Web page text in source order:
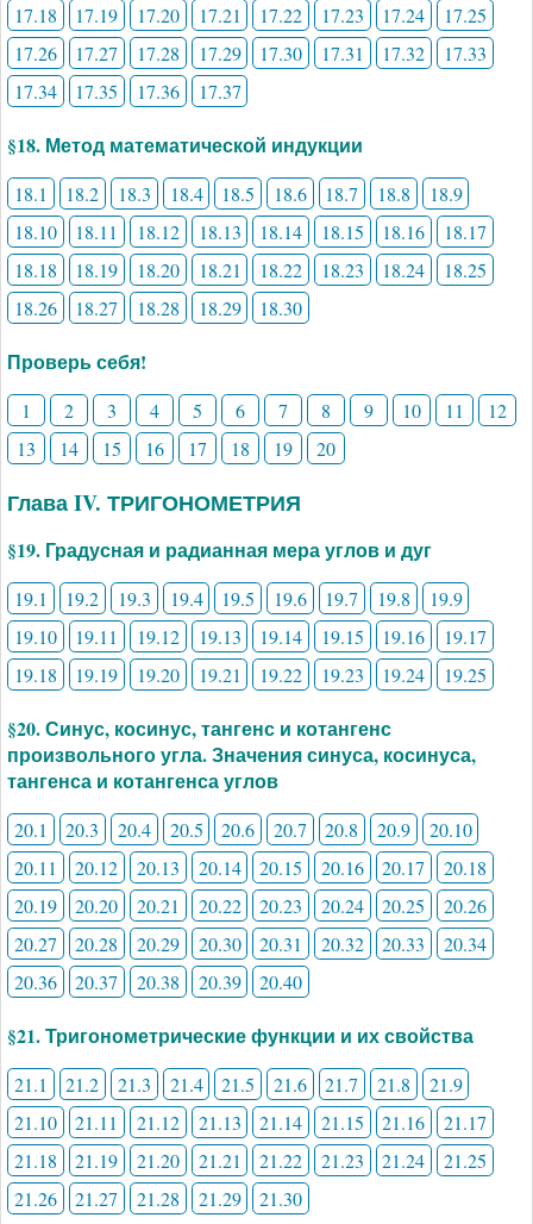
17.18
17.19 17.20 17.21 17.22 17.23 17.24
17.25
17.26
17.27 17.28 17.29 17.30 17.31 17.32
17.33
17.34
17.35 17.36 17.37
§18. Метод математической индукции
18.1 18.2 18.3 18.4 18.5 18.6 18.7 18.8
18.9
18.10
18.11 18.12 18.13 18.14 18.15 18.16
18.17
18.18
18.19 18.20 18.21 18.22 18.23 18.24
18.25
18.26
18.27 18.28 18.29 18.30
Проверь себя!
1 2 3 4 5 6 7 8 9 10 11
12
13
14 15 16 17 18 19 20
Глава IV. ТРИГОНОМЕТРИЯ
§19. Градусная и радианная мера углов и дуг
19.1 19.2 19.3 19.4 19.5 19.6 19.7 19.8
19.9
19.10
19.11 19.12 19.13 19.14 19.15 19.16
19.17
19.18
19.19 19.20 19.21 19.22 19.23 19.24 19.25
§20. Синус, косинус, тангенс и котангенс
произвольного угла. Значения синуса, косинуса,
тангенса и котангенса углов
20.1 20.3 20.4 20.5 20.6 20.7 20.8 20.9
20.10
20.11
20.12 20.13 20.14 20.15 20.16 20.17
20.18
20.19
20.20 20.21 20.22 20.23 20.24 20.25
20.26
20.27
20.28 20.29 20.30 20.31 20.32 20.33
20.34
20.36
20.37 20.38 20.39 20.40
§21. Тригонометрические функции и их свойства
21.1 21.2 21.3 21.4 21.5 21.6 21.7 21.8
21.9
21.10
21.11 21.12 21.13 21.14 21.15 21.16
21.17
21.18
21.19 21.20 21.21 21.22 21.23 21.24
21.25
21.26
21.27 21.28 21.29 21.30